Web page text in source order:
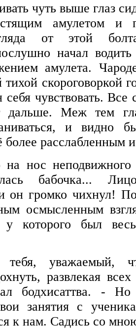
чуть выше глаз
амулетом и
от этой
начал
амулета.
тихой скороговоркой
чувствовать.
дальше. Меж тем
и видно
более расслабленным
нос неподвижного
бабочка...
он громко чихнул!
осмысленным
у которого был
тебя, уважаемый,
развлекая
бодхисаттва. -
занятия с
к нам. Садись со